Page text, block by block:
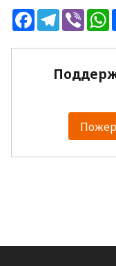
FacebookTelegram
Viber